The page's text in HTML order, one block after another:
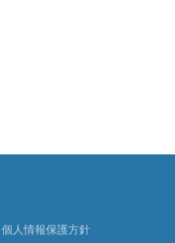
個人情報保護方針